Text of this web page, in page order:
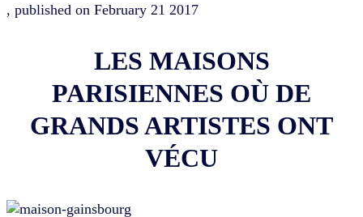
, published on February 21 2017
LES MAISONS
PARISIENNES OÙ DE
GRANDS ARTISTES ONT
VÉCU